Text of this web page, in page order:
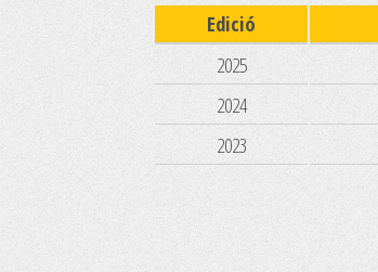
Edició
2025
2024
2023